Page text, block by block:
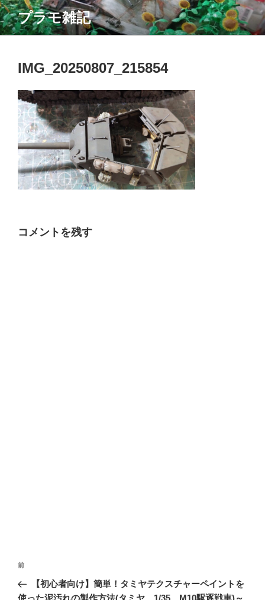
コ
ン
テ
プラモ雑記
IMG_20250807_215854
コメントを残す
投
ナ
前
の
投
前
【初心者向け】簡単！タミヤテクスチャーペイントを